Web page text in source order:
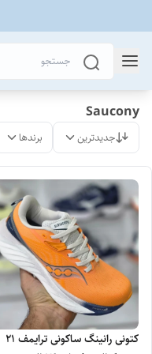
Saucony
جدیدترین برندها
کتونی رانینگ ساکونی ترایمف 21